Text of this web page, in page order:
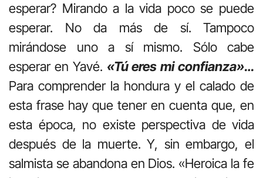
esperar? Mirando a la vida poco se puede
esperar. No da más de sí. Tampoco
mirándose uno a sí mismo. Sólo cabe
esperar en Yavé. «Tú eres mi confianza»…
Para comprender la hondura y el calado de
esta frase hay que tener en cuenta que, en
esta época, no existe perspectiva de vida
después de la muerte. Y, sin embargo, el
salmista se abandona en Dios. «Heroica la fe